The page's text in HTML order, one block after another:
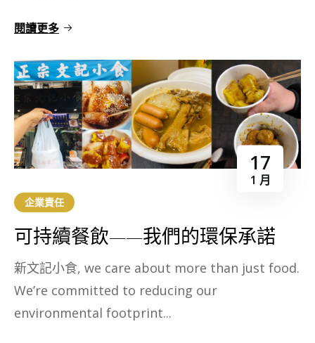
閱讀更多
17
1 月
企業責任
可持續餐飲——我們的環保承諾​
新文記小食, we care about more than just food.
We’re committed to reducing our
environmental footprint...